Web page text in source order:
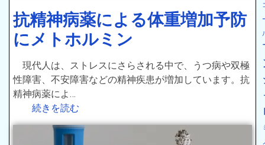
抗精神病薬による体重増加予防
にメトホルミン
現代人は、ストレスにさらされる中で、うつ病や双極
性障害、不安障害などの精神疾患が増加しています。抗
精神病薬によ…
続きを読む